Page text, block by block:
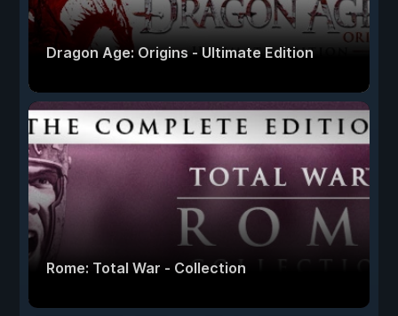
Dragon Age: Origins - Ultimate Edition
Rome: Total War - Collection